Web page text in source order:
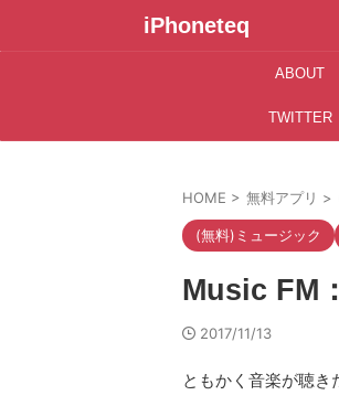
iPhoneteq
ABOUT
TWITTER
HOME > 無料アプリ >
(無料)ミュージック
Music FM
2017/11/13
ともかく音楽が聴